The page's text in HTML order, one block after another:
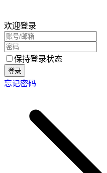
欢迎登录
保持登录状态
登录
忘记密码